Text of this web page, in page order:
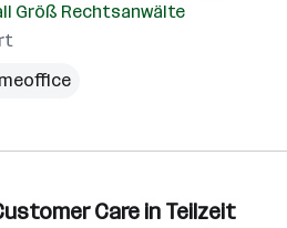
Größ Rechtsanwälte
Care in Teilzeit